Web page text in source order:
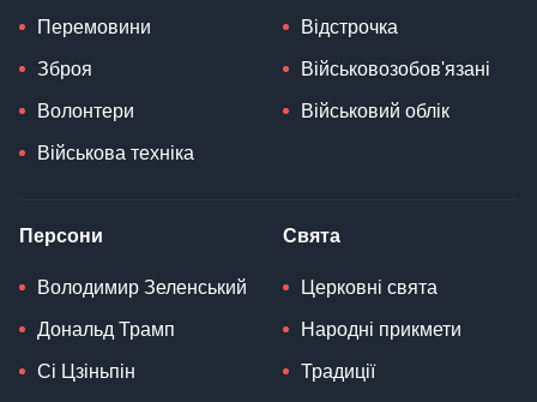
Перемовини
Зброя
Волонтери
Військова техніка
Відстрочка
Військовозобов'язані
Військовий облік
Персони
Володимир Зеленський
Дональд Трамп
Сі Цзіньпін
Свята
Церковні свята
Народні прикмети
Традиції